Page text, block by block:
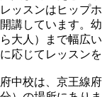
レッスンはヒップ
開講しています。
ら大人）まで幅広
に応じてレッスン
府中校は、京王線